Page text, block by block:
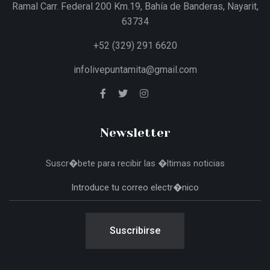
Ramal Carr. Federal 200 Km.19, Bahía de Banderas, Nayarit,
63734
+52 (329) 291 6620
infolivepuntamita@gmail.com
Newsletter
Suscr�bete para recibir las �ltimas noticias
Suscribirse